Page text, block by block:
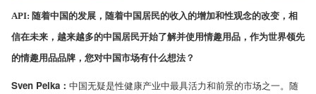
API: 随着中国的发展，随着中国居民的收入的增加和性观念的改变，相
信在未来，越来越多的中国居民开始了解并使用情趣用品，作为世界领先
的情趣用品品牌，您对中国市场有什么想法？
Sven Pelka ： 中国无疑是性健康产业中最具活力和前景的市场之一。随